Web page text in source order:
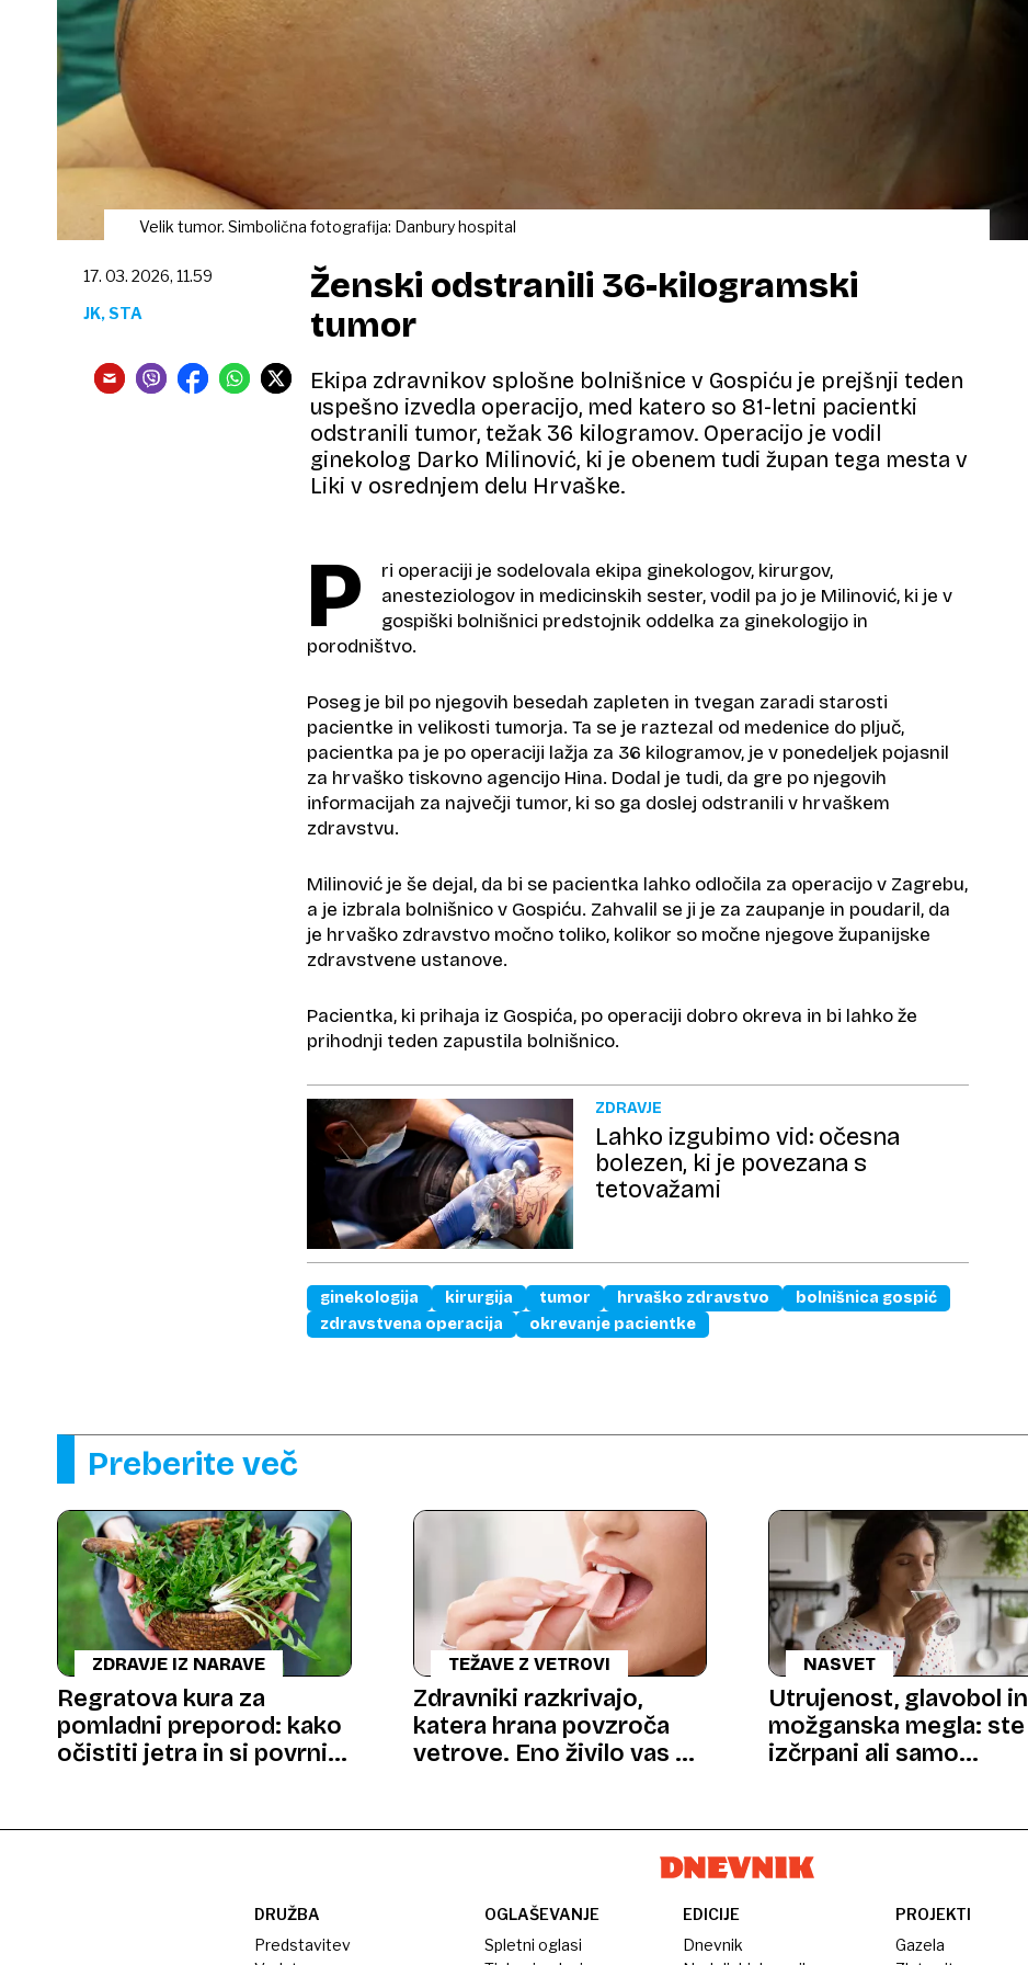
Velik tumor. Simbolična fotografija: Danbury hospital
Ženski odstranili 36-kilogramski
tumor
Ekipa zdravnikov splošne bolnišnice v Gospiću je prejšnji teden
uspešno izvedla operacijo, med katero so 81-letni pacientki
odstranili tumor, težak 36 kilogramov. Operacijo je vodil
ginekolog Darko Milinović, ki je obenem tudi župan tega mesta v
Liki v osrednjem delu Hrvaške.
17. 03. 2026, 11.59
JK, STA
P
ri operaciji je sodelovala ekipa ginekologov, kirurgov,
anesteziologov in medicinskih sester, vodil pa jo je Milinović, ki je v
gospiški bolnišnici predstojnik oddelka za ginekologijo in
porodništvo.
Poseg je bil po njegovih besedah zapleten in tvegan zaradi starosti
pacientke in velikosti tumorja. Ta se je raztezal od medenice do pljuč,
pacientka pa je po operaciji lažja za 36 kilogramov, je v ponedeljek pojasnil
za hrvaško tiskovno agencijo Hina. Dodal je tudi, da gre po njegovih
informacijah za največji tumor, ki so ga doslej odstranili v hrvaškem
zdravstvu.
Milinović je še dejal, da bi se pacientka lahko odločila za operacijo v Zagrebu,
a je izbrala bolnišnico v Gospiću. Zahvalil se ji je za zaupanje in poudaril, da
je hrvaško zdravstvo močno toliko, kolikor so močne njegove županijske
zdravstvene ustanove.
Pacientka, ki prihaja iz Gospića, po operaciji dobro okreva in bi lahko že
prihodnji teden zapustila bolnišnico.
ZDRAVJE
Lahko izgubimo vid: očesna
bolezen, ki je povezana s
tetovažami
ginekologija kirurgija tumor hrvaško zdravstvo
bolnišnica gospić
zdravstvena operacija
okrevanje pacientke
Preberite več
ZDRAVJE IZ NARAVE
Regratova kura za
pomladni preporod: kako
očistiti jetra in si povrniti
TEŽAVE Z VETROVI
Zdravniki razkrivajo,
katera hrana povzroča
vetrove. Eno živilo vas bo
NASVET
Utrujenost, glavobol in
možganska megla: ste
izčrpani ali samo
DRUŽBA
Predstavitev
OGLAŠEVANJE
Spletni oglasi
EDICIJE
Dnevnik
PROJEKTI
Gazela